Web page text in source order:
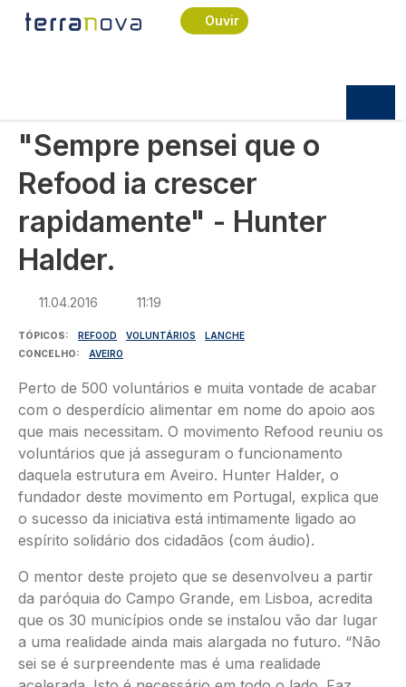
Passar para o conteúdo principal
Ouvir
Navegação estrutural
Início
Sociedade
"Sempre pensei que o Refood ia crescer
"Sempre pensei que o
Refood ia crescer
rapidamente" - Hunter
Halder.
11.04.2016 11:19
TÓPICOS REFOOD VOLUNTÁRIOS
LANCHE
CONCELHO
AVEIRO
Perto de 500 voluntários e muita vontade de acabar
com o desperdício alimentar em nome do apoio aos
que mais necessitam. O movimento Refood reuniu os
voluntários que já asseguram o funcionamento
daquela estrutura em Aveiro. Hunter Halder, o
fundador deste movimento em Portugal, explica que
o sucesso da iniciativa está intimamente ligado ao
espírito solidário dos cidadãos (com áudio).
O mentor deste projeto que se desenvolveu a partir
da paróquia do Campo Grande, em Lisboa, acredita
que os 30 municípios onde se instalou vão dar lugar
a uma realidade ainda mais alargada no futuro. “Não
sei se é surpreendente mas é uma realidade